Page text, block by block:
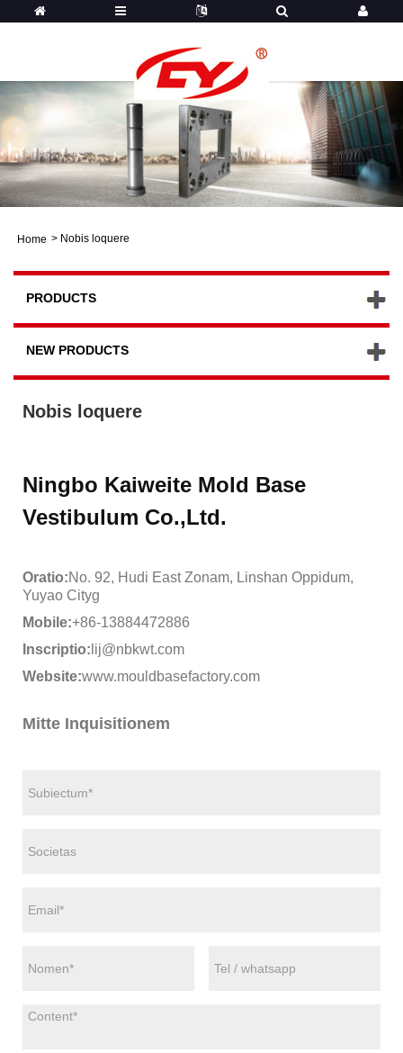
Home > Nobis loquere
PRODUCTS
NEW PRODUCTS
Nobis loquere
Ningbo Kaiweite Mold Base
Vestibulum Co.,Ltd.
Oratio:No. 92, Hudi East Zonam, Linshan Oppidum,
Yuyao Cityg
Mobile:+86-13884472886
Inscriptio: lij@nbkwt.com
Website:www.mouldbasefactory.com
Mitte Inquisitionem